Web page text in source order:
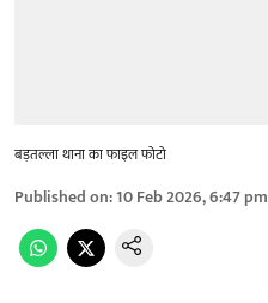
बड़तल्ला थाना का फाइल फोटो
Published on:10 Feb 2026, 6:47 pm